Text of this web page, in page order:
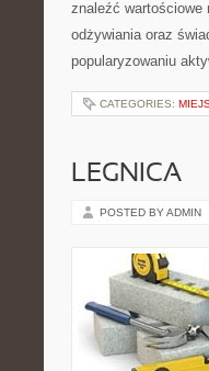
znaleźć wartościowe
odżywiania oraz
popularyzowaniu
CATEGORIES:
LEGNICA
POSTED BY ADMIN